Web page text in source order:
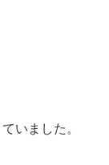
いました。